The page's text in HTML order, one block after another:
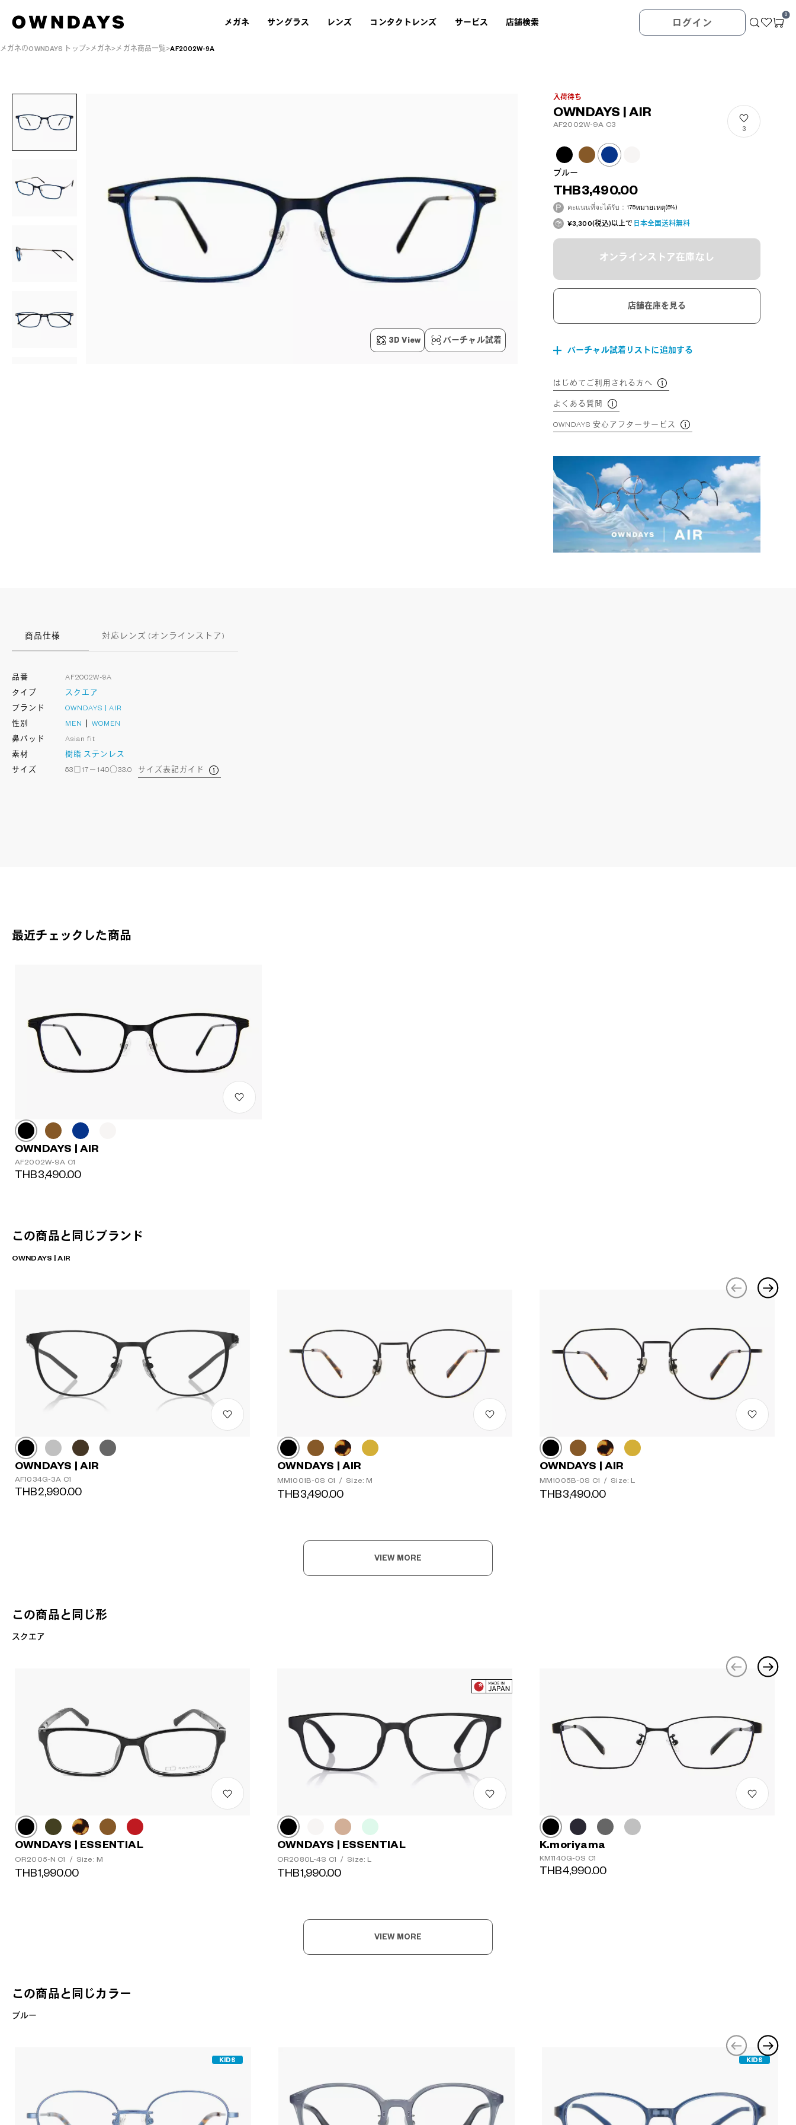
メガネ サングラス レンズ コンタクトレンズ サービス 店舗検索 ログイン
0
メガネのOWNDAYS トップ メガネ メガネ商品一覧 AF2002W-9A
3D View バーチャル試着
入荷待ち
OWNDAYS | AIR
AF2002W-9A C3
3
ブルー
THB3,490.00
คะแนนที่จะได้รับ：175หมายเหตุ(5%)
¥3,300(税込)以上で 日本全国送料無料
オンラインストア在庫なし
店舗在庫を見る
バーチャル試着リストに追加する
はじめてご利用される方へ
よくある質問
OWNDAYS 安心アフターサービス
商品仕様 対応レンズ (オンラインストア)
品番 AF2002W-9A
タイプ スクエア
ブランド OWNDAYS | AIR
性別 MEN WOMEN
鼻パッド Asian fit
素材 樹脂 ステンレス
サイズ 53□17－140○33.0 サイズ表記ガイド
最近チェックした商品
OWNDAYS | AIR
AF2002W-9A C1
THB3,490.00
この商品と同じブランド
OWNDAYS | AIR
OWNDAYS | AIR
AF1034G-3A C1
THB2,990.00
OWNDAYS | AIR
MM1001B-0S C1 / Size: M
THB3,490.00
OWNDAYS | AIR
MM1005B-0S C1 / Size: L
THB3,490.00
VIEW MORE
この商品と同じ形
スクエア
OWNDAYS | ESSENTIAL
OR2005-N C1 / Size: M
THB1,990.00
OWNDAYS | ESSENTIAL
OR2080L-4S C1 / Size: L
THB1,990.00
K.moriyama
KM1140G-0S C1
THB4,990.00
VIEW MORE
この商品と同じカラー
ブルー
KIDS KIDS